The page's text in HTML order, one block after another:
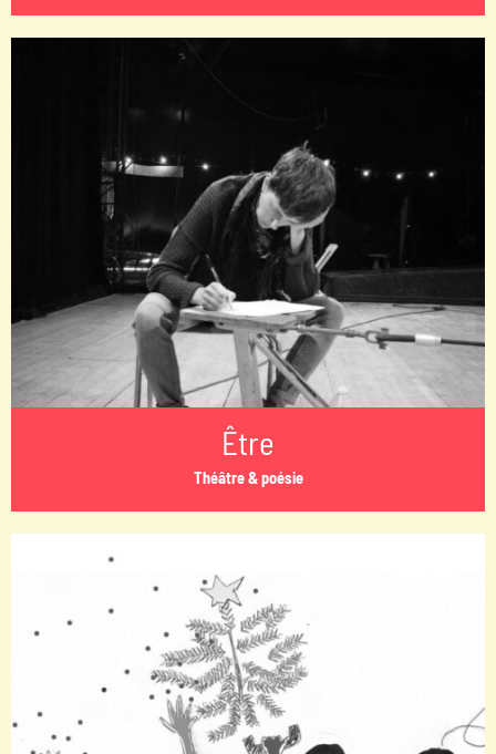
Être
Théâtre & poésie